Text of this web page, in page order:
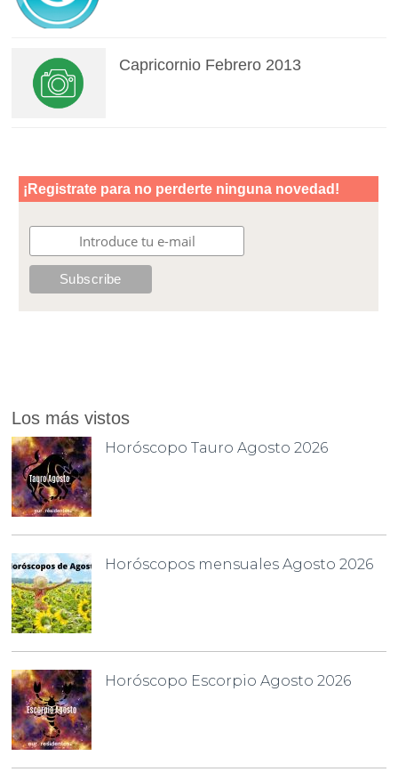
Capricornio Febrero 2013
Los más vistos
Horóscopo Tauro Agosto 2026
Horóscopos mensuales Agosto 2026
Horóscopo Escorpio Agosto 2026